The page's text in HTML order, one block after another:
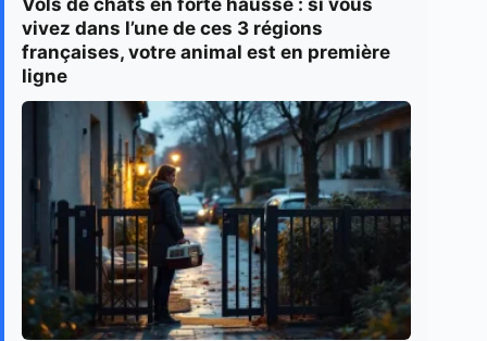
Vols de chats en forte hausse : si vous
vivez dans l’une de ces 3 régions
françaises, votre animal est en première
ligne